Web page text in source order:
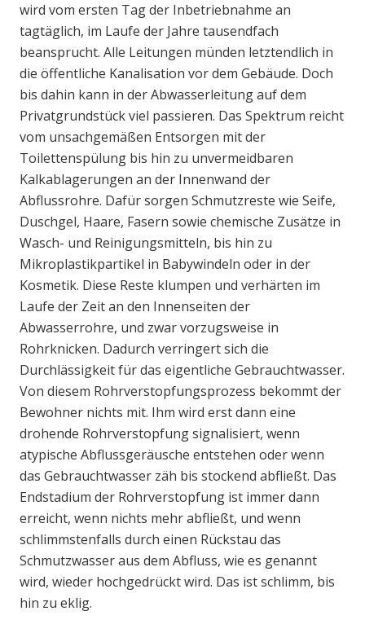
wird vom ersten Tag der Inbetriebnahme an
tagtäglich, im Laufe der Jahre tausendfach
beansprucht. Alle Leitungen münden letztendlich in
die öffentliche Kanalisation vor dem Gebäude. Doch
bis dahin kann in der Abwasserleitung auf dem
Privatgrundstück viel passieren. Das Spektrum reicht
vom unsachgemäßen Entsorgen mit der
Toilettenspülung bis hin zu unvermeidbaren
Kalkablagerungen an der Innenwand der
Abflussrohre. Dafür sorgen Schmutzreste wie Seife,
Duschgel, Haare, Fasern sowie chemische Zusätze in
Wasch- und Reinigungsmitteln, bis hin zu
Mikroplastikpartikel in Babywindeln oder in der
Kosmetik. Diese Reste klumpen und verhärten im
Laufe der Zeit an den Innenseiten der
Abwasserrohre, und zwar vorzugsweise in
Rohrknicken. Dadurch verringert sich die
Durchlässigkeit für das eigentliche Gebrauchtwasser.
Von diesem Rohrverstopfungsprozess bekommt der
Bewohner nichts mit. Ihm wird erst dann eine
drohende Rohrverstopfung signalisiert, wenn
atypische Abflussgeräusche entstehen oder wenn
das Gebrauchtwasser zäh bis stockend abfließt. Das
Endstadium der Rohrverstopfung ist immer dann
erreicht, wenn nichts mehr abfließt, und wenn
schlimmstenfalls durch einen Rückstau das
Schmutzwasser aus dem Abfluss, wie es genannt
wird, wieder hochgedrückt wird. Das ist schlimm, bis
hin zu eklig.